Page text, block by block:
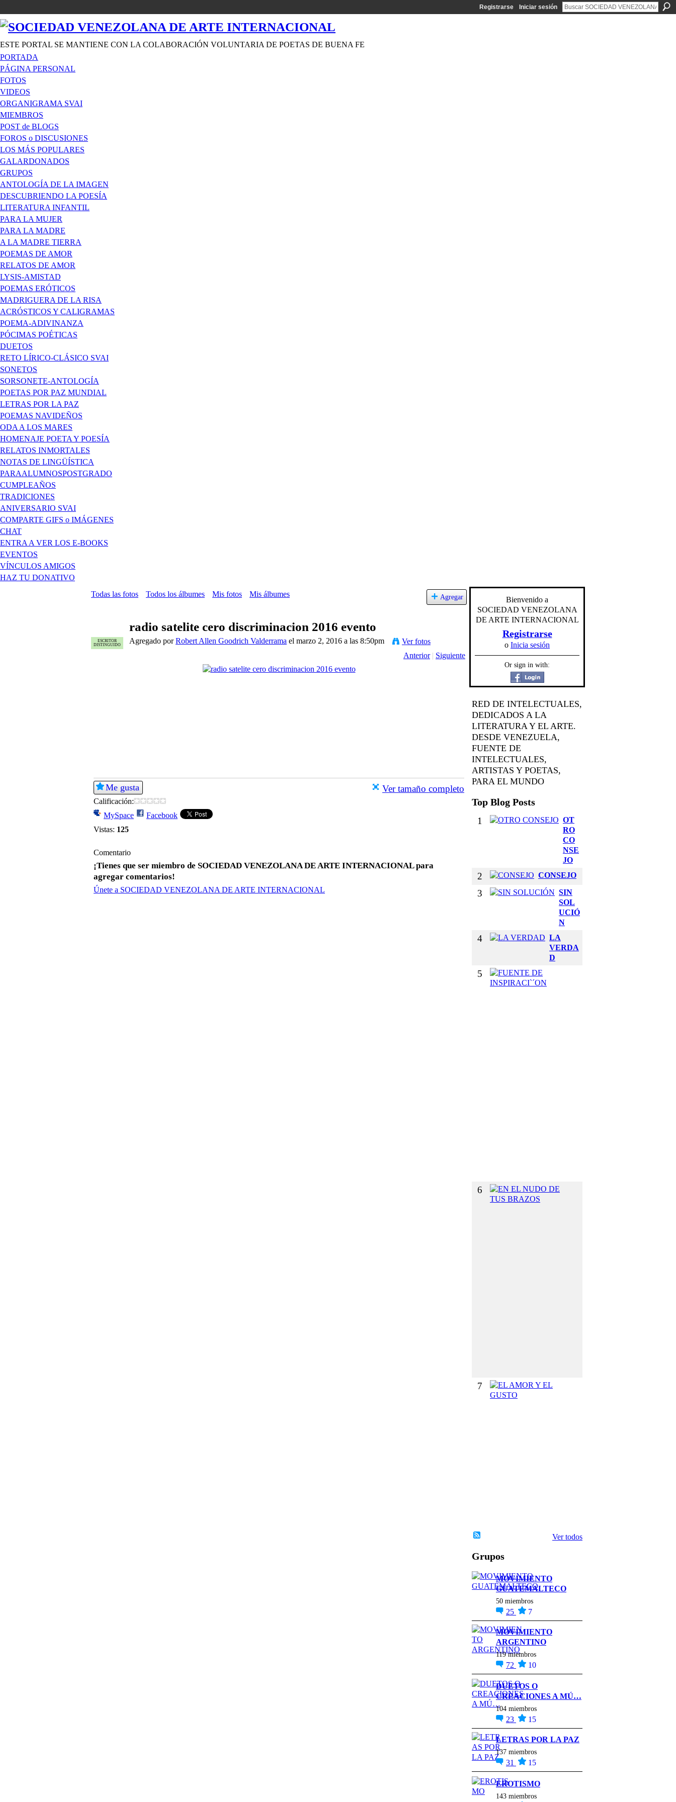
Registrarse Iniciar sesión
ESTE PORTAL SE MANTIENE CON LA COLABORACIÓN VOLUNTARIA DE POETAS DE BUENA FE
PORTADA
PÁGINA PERSONAL
FOTOS
VIDEOS
ORGANIGRAMA SVAI
MIEMBROS
POST de BLOGS
FOROS o DISCUSIONES
LOS MÁS POPULARES
GALARDONADOS
GRUPOS
ANTOLOGÍA DE LA IMAGEN
DESCUBRIENDO LA POESÍA
LITERATURA INFANTIL
PARA LA MUJER
PARA LA MADRE
A LA MADRE TIERRA
POEMAS DE AMOR
RELATOS DE AMOR
LYSIS-AMISTAD
POEMAS ERÓTICOS
MADRIGUERA DE LA RISA
ACRÓSTICOS Y CALIGRAMAS
POEMA-ADIVINANZA
PÓCIMAS POÉTICAS
DUETOS
RETO LÍRICO-CLÁSICO SVAI
SONETOS
SORSONETE-ANTOLOGÍA
POETAS POR PAZ MUNDIAL
LETRAS POR LA PAZ
POEMAS NAVIDEÑOS
ODA A LOS MARES
HOMENAJE POETA Y POESÍA
RELATOS INMORTALES
NOTAS DE LINGÜÍSTICA
PARAALUMNOSPOSTGRADO
CUMPLEAÑOS
TRADICIONES
ANIVERSARIO SVAI
COMPARTE GIFS o IMÁGENES
CHAT
ENTRA A VER LOS E-BOOKS
EVENTOS
VÍNCULOS AMIGOS
HAZ TU DONATIVO
Todas las fotos
Todos los álbumes Mis fotos Mis álbumes Agregar
ESCRITOR
DISTINGUIDO
radio satelite cero discriminacion 2016 evento
Agregado porRobert Allen Goodrich Valderrama el marzo 2, 2016 a las 8:50pm
Ver fotos
Anterior | Siguiente
Me gusta
Calificación:
MySpace
Facebook
Vistas: 125
Ver tamaño completo
Comentario
¡Tienes que ser miembro de SOCIEDAD VENEZOLANA DE ARTE INTERNACIONAL para
agregar comentarios!
Únete a SOCIEDAD VENEZOLANA DE ARTE INTERNACIONAL
Bienvenido a
SOCIEDAD VENEZOLANA
DE ARTE INTERNACIONAL
Registrarse
o Inicia sesión
Or sign in with:
RED DE INTELECTUALES,
DEDICADOS A LA
LITERATURA Y EL ARTE.
DESDE VENEZUELA,
FUENTE DE
INTELECTUALES,
ARTISTAS Y POETAS,
PARA EL MUNDO
Top Blog Posts
1
OT
RO
CO
NSE
JO
2 CONSEJO
3
SIN
SOL
UCIÓ
N
4
LA
VERDA
D
5
6
7
Ver todos
Grupos
MOVIMIENTO
GUATEMALTECO
50 miembros
25 7
MOVIMIENTO
ARGENTINO
119 miembros
72 10
DUETOS O
CREACIONES A MÚ…
104 miembros
23 15
LETRAS POR LA PAZ
137 miembros
31 15
EROTISMO
143 miembros